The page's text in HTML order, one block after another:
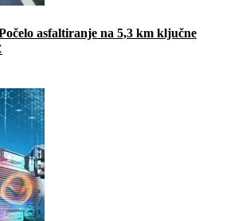
asfaltiranje na 5,3 km ključne